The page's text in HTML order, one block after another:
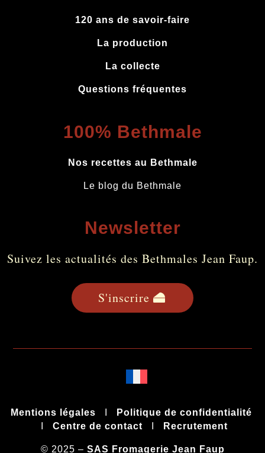
120 ans de savoir-faire
La production
La collecte
Questions fréquentes
100% Bethmale
Nos recettes au Bethmale
Le blog du Bethmale
Newsletter
Suivez les actualités des Bethmales Jean Faup.
S'inscrire
Mentions légales
Politique de confidentialité
Centre de contact Recrutement
© 2025 – SAS Fromagerie Jean Faup